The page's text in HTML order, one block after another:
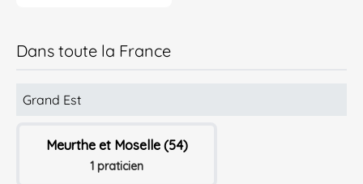
Dans toute la France
Grand Est
Meurthe et Moselle (54)
1 praticien